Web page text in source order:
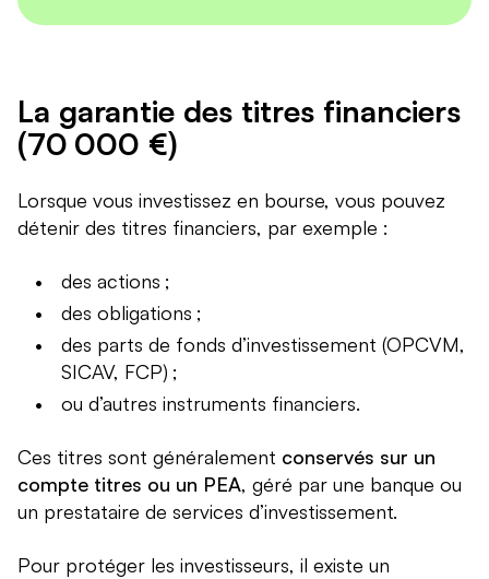
La garantie des titres financiers
(70 000 €)
Lorsque vous investissez en bourse, vous pouvez
détenir des titres financiers, par exemple :
des actions ;
des obligations ;
des parts de fonds d’investissement (OPCVM,
SICAV, FCP) ;
ou d’autres instruments financiers.
Ces titres sont généralement conservés sur un
compte titres ou un PEA, géré par une banque ou
un prestataire de services d’investissement.
Pour protéger les investisseurs, il existe un